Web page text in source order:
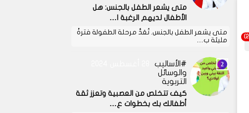
متى يشعر الطفل بالجنس: هل
الأطفال لديهم الرغبة ا…
متى يشعر الطفل بالجنس. تُعَدُّ مرحلة الطفولة فترةً
مليئة ب…
الأساليب
والوسائل
التربوية
كيف تتخلص من العصبية وتعزز ثقة
أطفالك بك بخطوات ع…